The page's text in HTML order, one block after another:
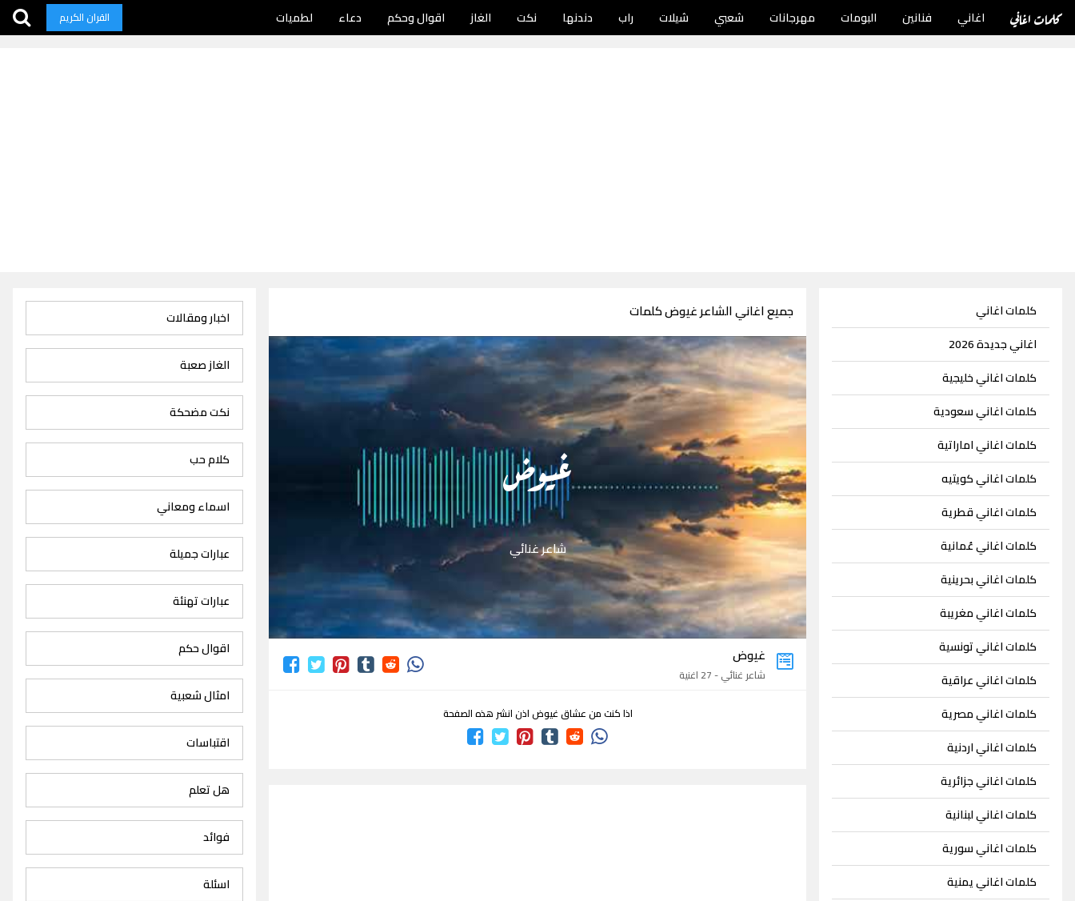
كلمات اغاني اغاني فنانين البومات مهرجانات شعبي شيلات راب دندنها نكت الغاز اقوال وحكم دعاء لطميات القران الكريم
كلمات اغاني
اغاني جديدة 2026
كلمات اغاني خليجية
كلمات اغاني سعودية
كلمات اغاني اماراتية
كلمات اغاني كويتيه
كلمات اغاني قطرية
كلمات اغاني عُمانية
كلمات اغاني بحرينية
كلمات اغاني مغريبة
كلمات اغاني تونسية
كلمات اغاني عراقية
كلمات اغاني مصرية
كلمات اغاني اردنية
كلمات اغاني جزائرية
كلمات اغاني لبنانية
كلمات اغاني سورية
كلمات اغاني يمنية
جميع اغاني الشاعر غيوض كلمات
غيوض
شاعر غنائي
غيوض
شاعر غنائي - 27 اغنية
اذا كنت من عشاق غيوض اذن انشر هذه الصفحة
اخبار ومقالات
الغاز صعبة
نكت مضحكة
كلام حب
اسماء ومعاني
عبارات جميلة
عبارات تهنئة
اقوال حكم
امثال شعبية
اقتباسات
هل تعلم
فوائد
اسئلة